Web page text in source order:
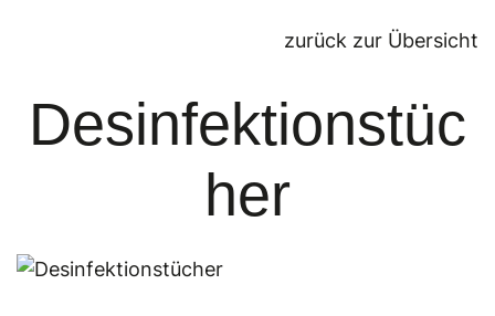
Veranstaltungen
Newsletter
zurück zur Übersicht
Desinfektionstüc
her